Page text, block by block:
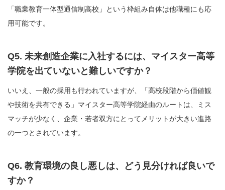
「職業教育一体型通信制高校」という枠組み自体は他職種にも応
用可能です。
Q5. 未来創造企業に入社するには、マイスター高等
学院を出ていないと難しいですか？
いいえ、一般の採用も行われていますが、「高校段階から価値観
や技術を共有できる」マイスター高等学院経由のルートは、ミス
マッチが少なく、企業・若者双方にとってメリットが大きい進路
の一つとされています。
Q6. 教育環境の良し悪しは、どう見分ければ良いで
すか？